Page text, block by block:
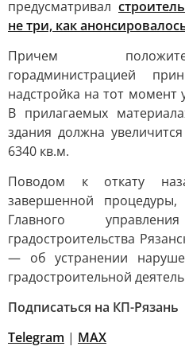
предусматривал
не три, как
Причем
горадминистрацией
надстройка на тот момент
В прилагаемых
здания должна
6340 кв.м.
Поводом к откату
завершенной процедуры,
Главного
градостроительства
— об устранении
градостроительной
Подписаться на КП-Рязань
Telegram | МАХ